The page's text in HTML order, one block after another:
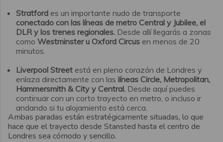
Stratford es un importante nudo de transporte
conectado con las líneas de metro Central y Jubilee, el
DLR y los trenes regionales. Desde allí llegarás a zonas
como Westminster u Oxford Circus en menos de 20
minutos.
Liverpool Street está en pleno corazón de Londres y
enlaza directamente con las líneas Circle, Metropolitan,
Hammersmith & City y Central. Desde aquí puedes
continuar con un corto trayecto en metro, o incluso ir
andando si tu alojamiento está cerca.
Ambas paradas están estratégicamente situadas, lo que
hace que el trayecto desde Stansted hasta el centro de
Londres sea cómodo y sencillo.